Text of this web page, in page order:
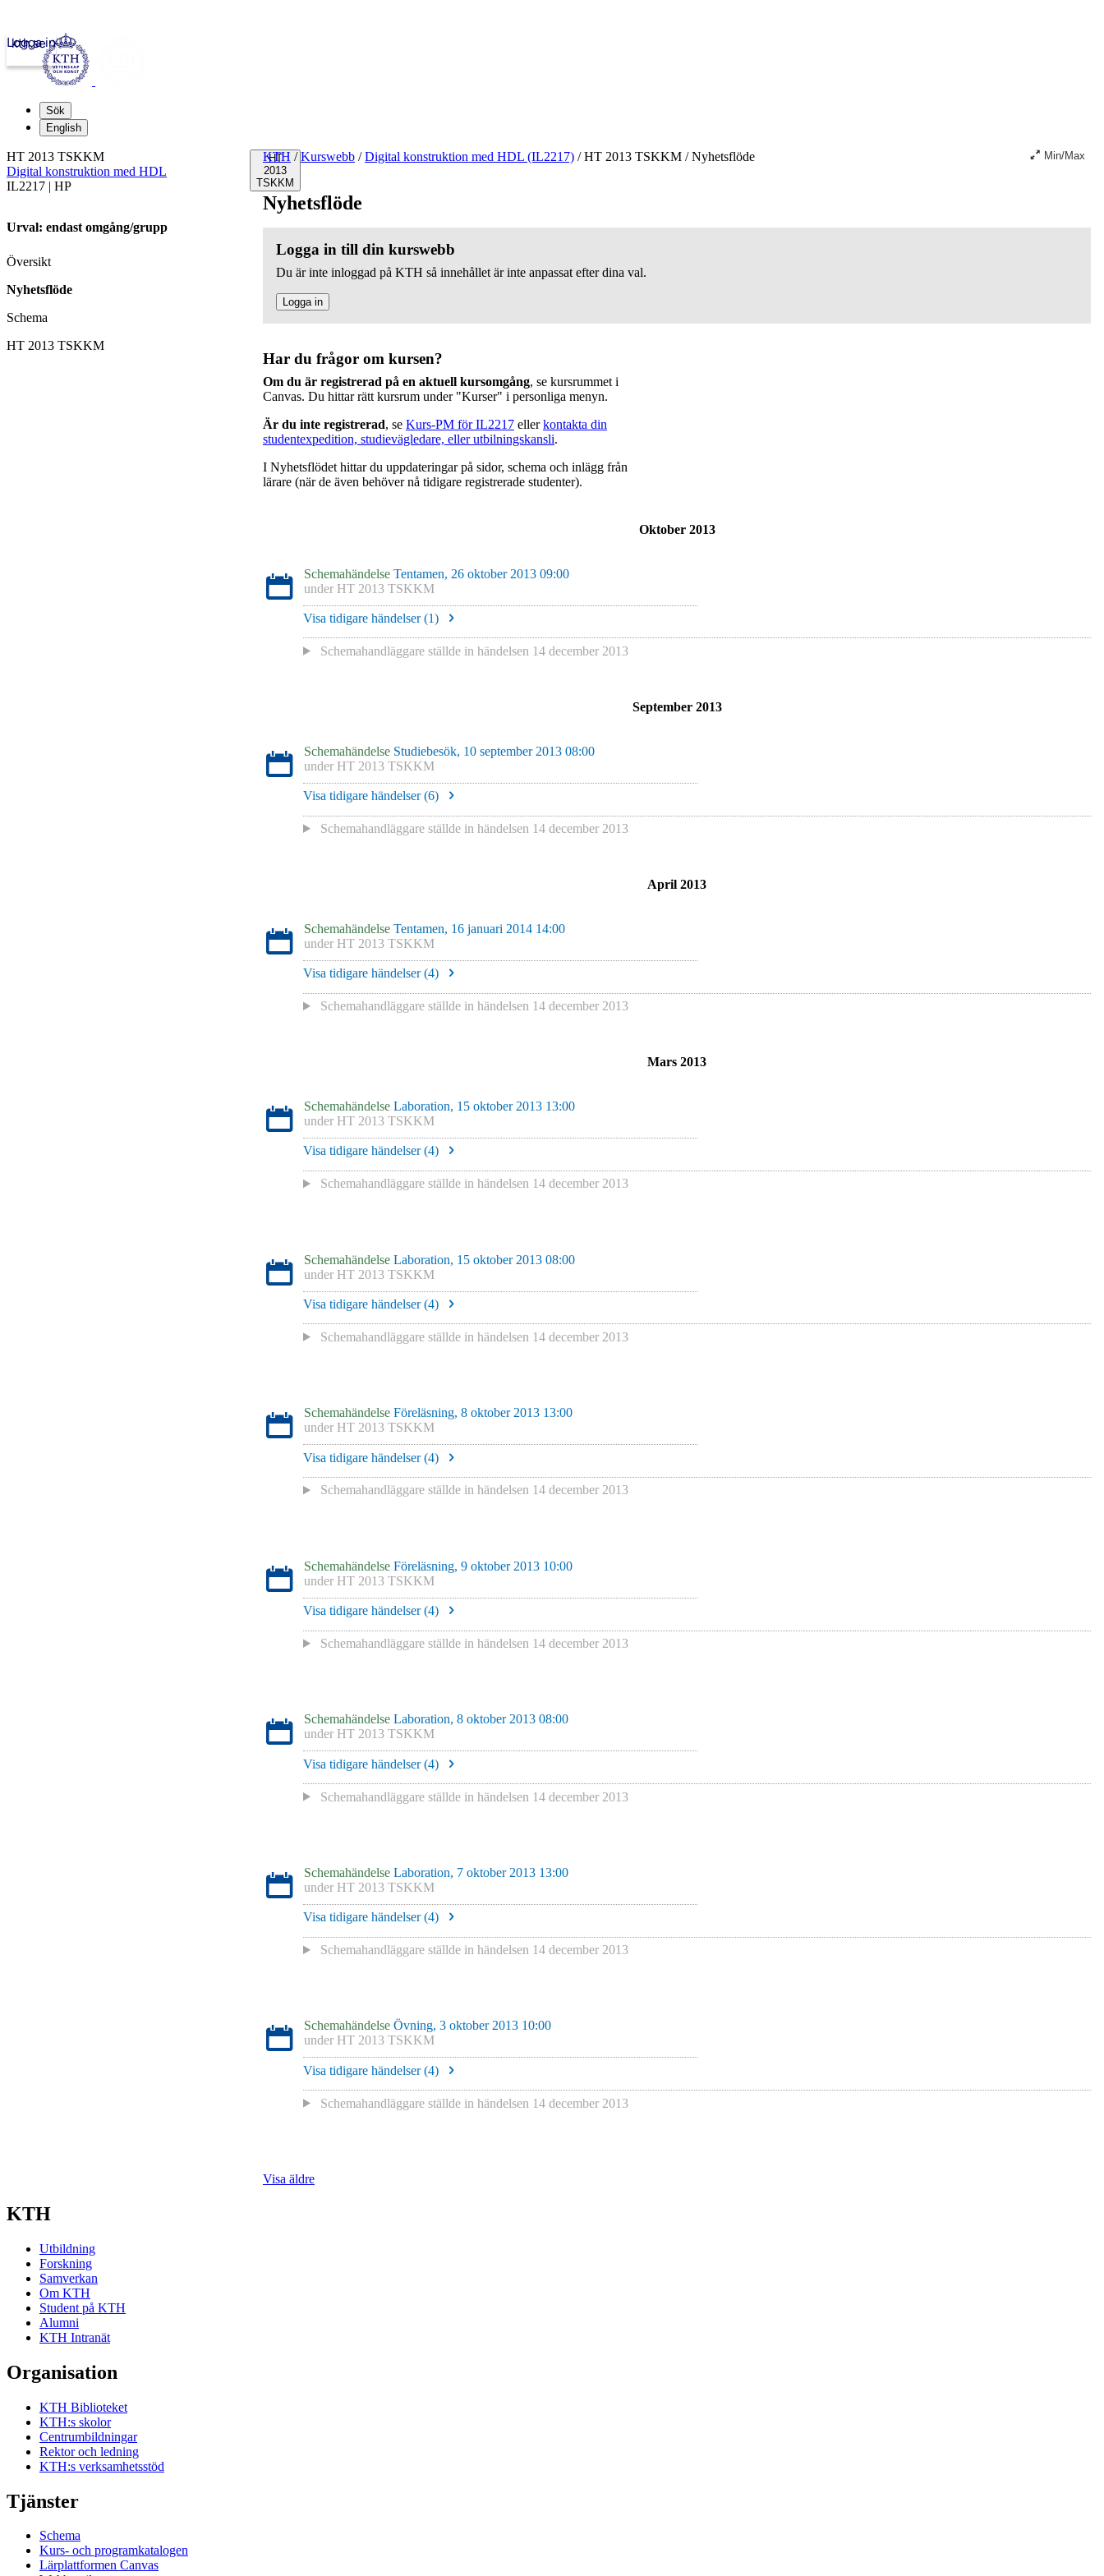
kth.se
Logga in
Sök
English
HT
2013
TSKKM
KTH / Kurswebb / Digital konstruktion med HDL (IL2217) /HT 2013 TSKKM /Nyhetsflöde Min/Max
Nyhetsflöde
Logga in till din kurswebb
Du är inte inloggad på KTH så innehållet är inte anpassat efter dina val.
Logga in
Har du frågor om kursen?
Om du är registrerad på en aktuell kursomgång, se kursrummet i
Canvas. Du hittar rätt kursrum under "Kurser" i personliga menyn.
Är du inte registrerad, se Kurs-PM för IL2217 ellerkontakta din
studentexpedition, studievägledare, eller utbilningskansli.
I Nyhetsflödet hittar du uppdateringar på sidor, schema och inlägg från
lärare (när de även behöver nå tidigare registrerade studenter).
Oktober 2013
Schemahändelse Tentamen, 26 oktober 2013 09:00
under HT 2013 TSKKM
Visa tidigare händelser (1)
Schemahandläggare ställde in händelsen 14 december 2013
September 2013
Schemahändelse Studiebesök, 10 september 2013 08:00
under HT 2013 TSKKM
Visa tidigare händelser (6)
Schemahandläggare ställde in händelsen 14 december 2013
April 2013
Schemahändelse Tentamen, 16 januari 2014 14:00
under HT 2013 TSKKM
Visa tidigare händelser (4)
Schemahandläggare ställde in händelsen 14 december 2013
Mars 2013
Schemahändelse Laboration, 15 oktober 2013 13:00
under HT 2013 TSKKM
Visa tidigare händelser (4)
Schemahandläggare ställde in händelsen 14 december 2013
Schemahändelse Laboration, 15 oktober 2013 08:00
under HT 2013 TSKKM
Visa tidigare händelser (4)
Schemahandläggare ställde in händelsen 14 december 2013
Schemahändelse Föreläsning, 8 oktober 2013 13:00
under HT 2013 TSKKM
Visa tidigare händelser (4)
Schemahandläggare ställde in händelsen 14 december 2013
Schemahändelse Föreläsning, 9 oktober 2013 10:00
under HT 2013 TSKKM
Visa tidigare händelser (4)
Schemahandläggare ställde in händelsen 14 december 2013
Schemahändelse Laboration, 8 oktober 2013 08:00
under HT 2013 TSKKM
Visa tidigare händelser (4)
Schemahandläggare ställde in händelsen 14 december 2013
Schemahändelse Laboration, 7 oktober 2013 13:00
under HT 2013 TSKKM
Visa tidigare händelser (4)
Schemahandläggare ställde in händelsen 14 december 2013
Schemahändelse Övning, 3 oktober 2013 10:00
under HT 2013 TSKKM
Visa tidigare händelser (4)
Schemahandläggare ställde in händelsen 14 december 2013
Visa äldre
HT 2013 TSKKM
Digital konstruktion med HDL
IL2217 | HP
Urval: endast omgång/grupp
Översikt
Nyhetsflöde
Schema
HT 2013 TSKKM
KTH
Utbildning
Forskning
Samverkan
Om KTH
Student på KTH
Alumni
KTH Intranät
Organisation
KTH Biblioteket
KTH:s skolor
Centrumbildningar
Rektor och ledning
KTH:s verksamhetsstöd
Tjänster
Schema
Kurs- och programkatalogen
Lärplattformen Canvas